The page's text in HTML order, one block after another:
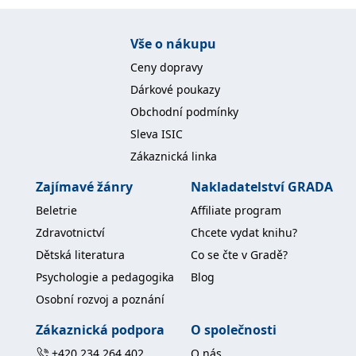
Vše o nákupu
Ceny dopravy
Dárkové poukazy
Obchodní podmínky
Sleva ISIC
Zákaznická linka
Zajímavé žánry
Beletrie
Zdravotnictví
Dětská literatura
Psychologie a pedagogika
Osobní rozvoj a poznání
Nakladatelství GRADA
Affiliate program
Chcete vydat knihu?
Co se čte v Gradě?
Blog
Zákaznická podpora O společnosti
mohl vidět před
návštěvou uvedeného
.adform.net 2 měsíce
přiřazené strojově
generované ID uživatele
aktivitě na webu. Tato
odeslána k analýze a